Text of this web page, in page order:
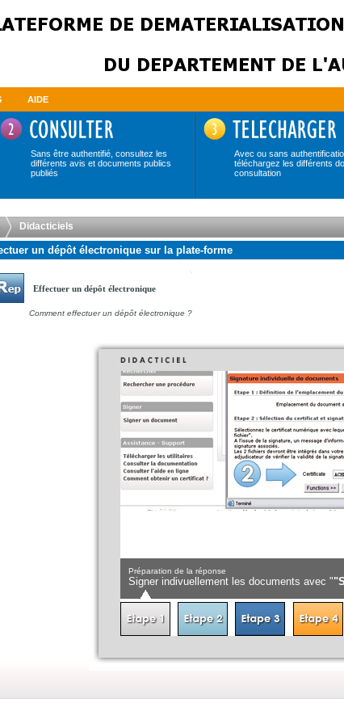
AIDE
Sans être authentifié, consultez les
différents avis et documents publics
publiés
Avec ou sans
téléchargez les différents
consultation
Didacticiels
un dépôt électronique sur la plate-forme
Effectuer un dépôt électronique
Comment effectuer un dépôt électronique ?
Préparation de la réponse
Signer indivuellement les documents avec "